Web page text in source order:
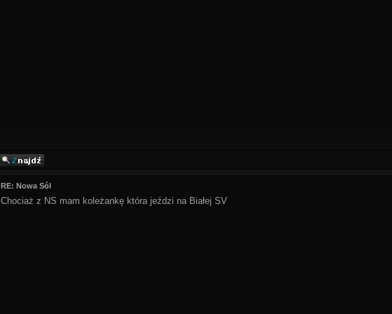
RE: Nowa Sól
Chociaż z NS mam koleżankę która jeździ na Białej SV